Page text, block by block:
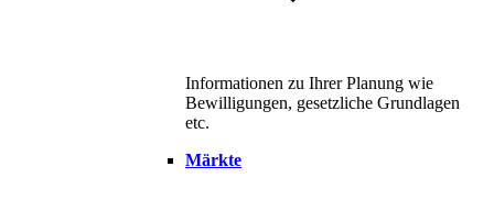
Informationen zu Ihrer Planung wie
Bewilligungen, gesetzliche Grundlagen
etc.
Märkte